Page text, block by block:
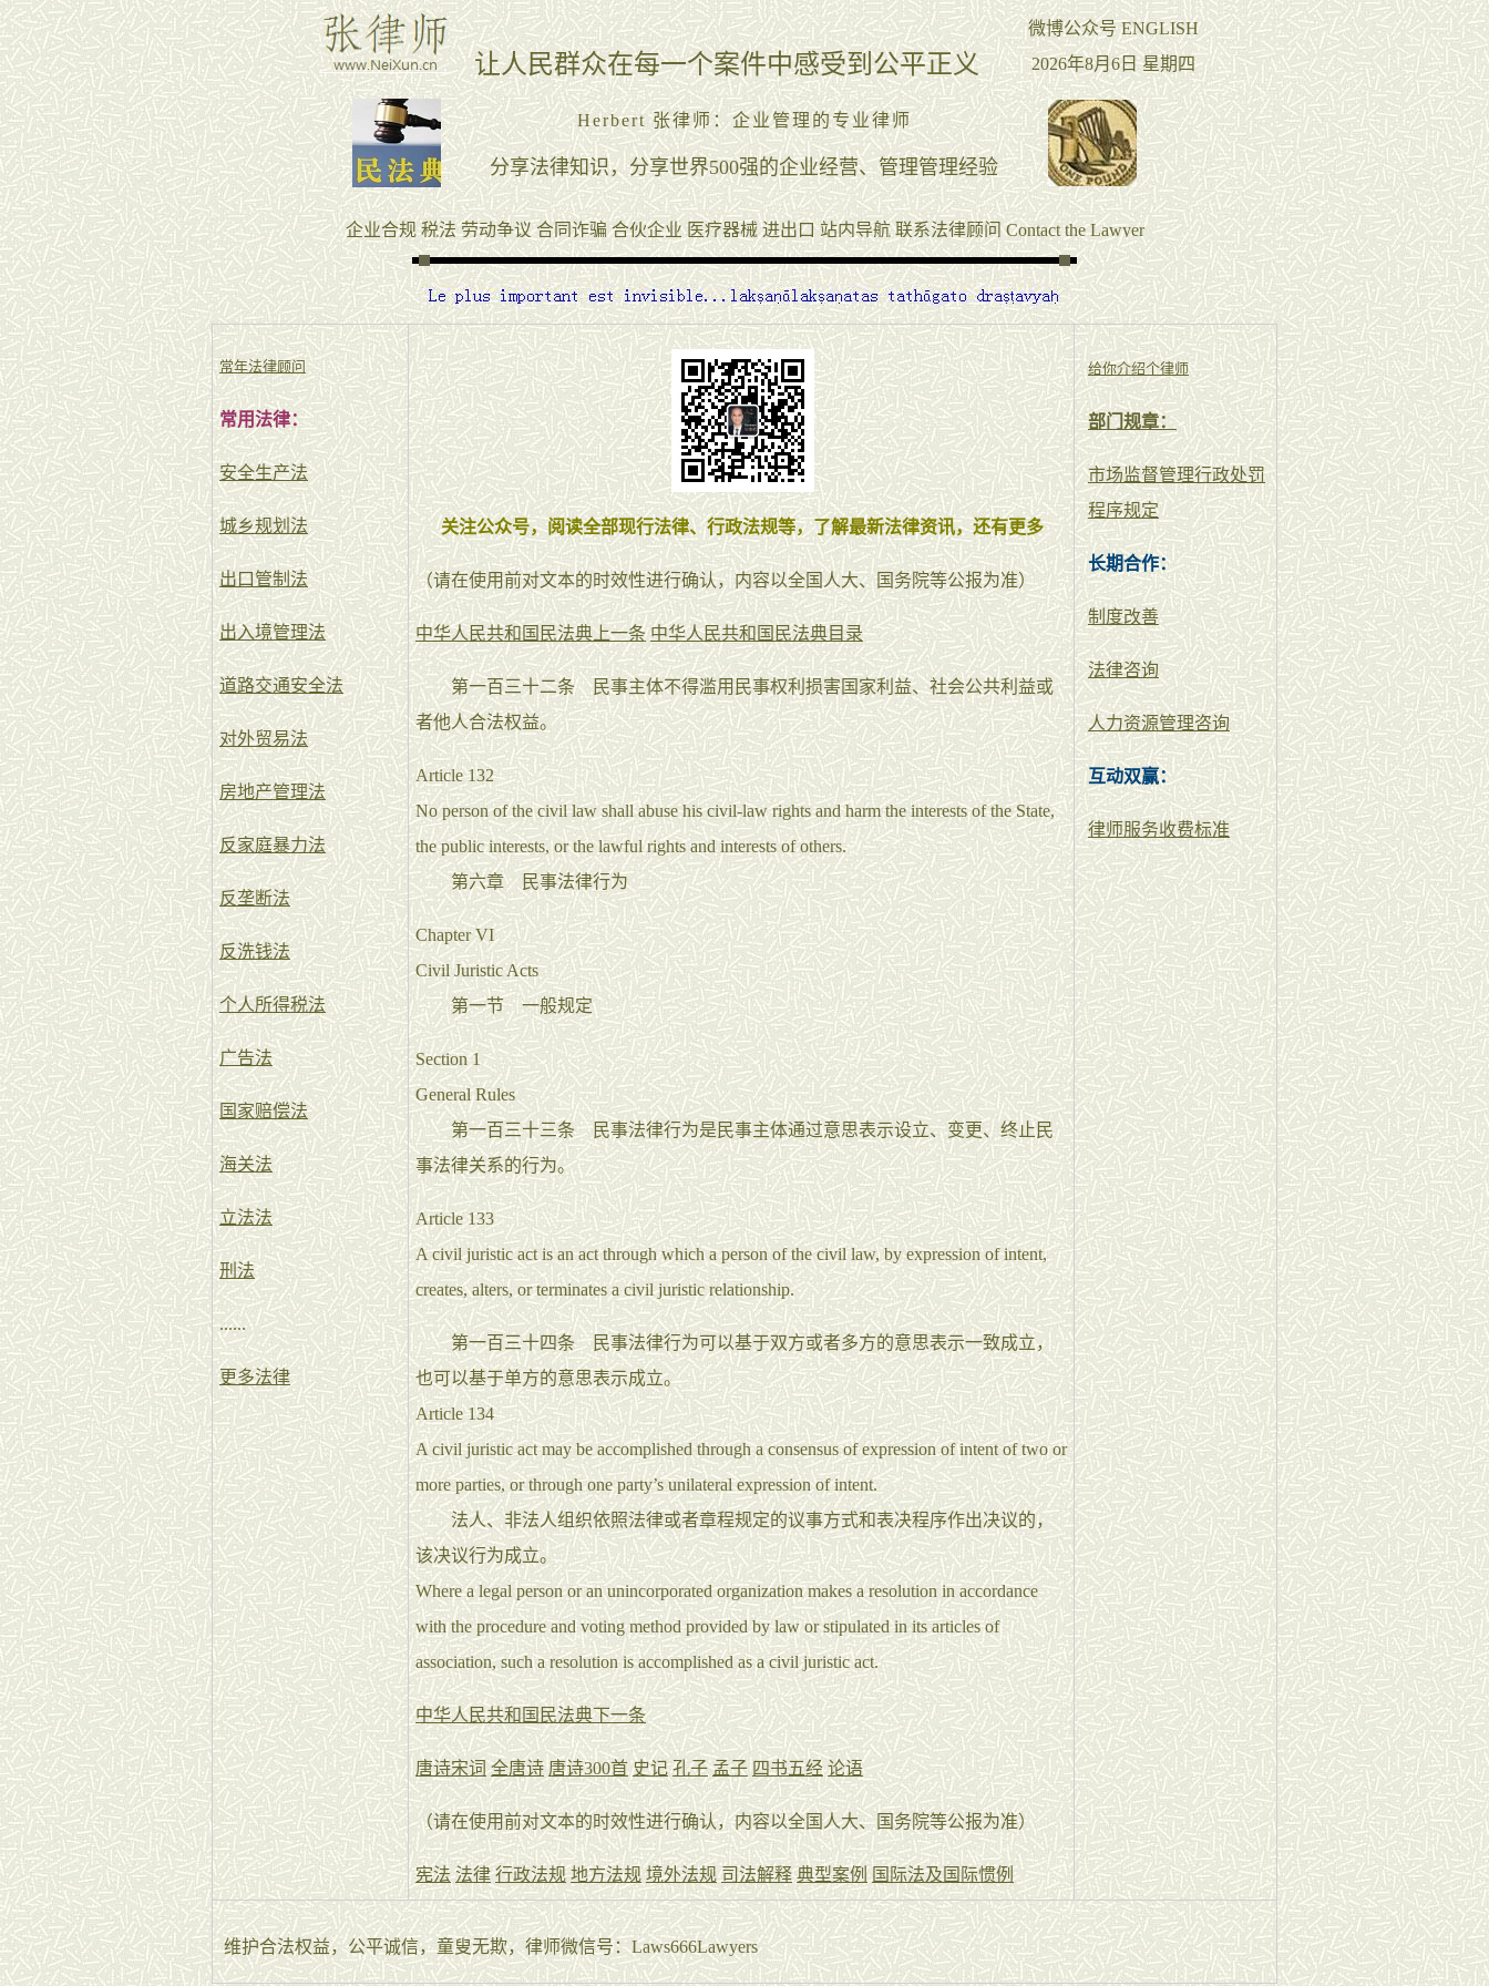
常年法律顾问
常用法律：
安全生产法
城乡规划法
出口管制法
出入境管理法
道路交通安全法
对外贸易法
房地产管理法
反家庭暴力法
反垄断法
反洗钱法
个人所得税法
广告法
国家赔偿法
海关法
立法法
刑法
......
更多法律
关注公众号，阅读全部现行法律、行政法规等，了解最新法律资讯，还有更多
（请在使用前对文本的时效性进行确认，内容以全国人大、国务院等公报为准）
中华人民共和国民法典上一条 中华人民共和国民法典目录
第一百三十二条 民事主体不得滥用民事权利损害国家利益、社会公共利益或
者他人合法权益。
Article 132
No person of the civil law shall abuse his civil-law rights and harm the interests of the State,
the public interests, or the lawful rights and interests of others.
第六章 民事法律行为
Chapter VI
Civil Juristic Acts
第一节 一般规定
Section 1
General Rules
第一百三十三条 民事法律行为是民事主体通过意思表示设立、变更、终止民
事法律关系的行为。
Article 133
A civil juristic act is an act through which a person of the civil law, by expression of intent,
creates, alters, or terminates a civil juristic relationship.
第一百三十四条 民事法律行为可以基于双方或者多方的意思表示一致成立，
也可以基于单方的意思表示成立。
Article 134
A civil juristic act may be accomplished through a consensus of expression of intent of two or
more parties, or through one party’s unilateral expression of intent.
法人、非法人组织依照法律或者章程规定的议事方式和表决程序作出决议的，
该决议行为成立。
Where a legal person or an unincorporated organization makes a resolution in accordance
with the procedure and voting method provided by law or stipulated in its articles of
association, such a resolution is accomplished as a civil juristic act.
中华人民共和国民法典下一条
唐诗宋词 全唐诗 唐诗300首 史记 孔子 孟子 四书五经 论语
（请在使用前对文本的时效性进行确认，内容以全国人大、国务院等公报为准）
宪法 法律 行政法规 地方法规 境外法规 司法解释 典型案例 国际法及国际惯例
给你介绍个律师
部门规章：
市场监督管理行政处罚
程序规定
长期合作：
制度改善
法律咨询
人力资源管理咨询
互动双赢：
律师服务收费标准
维护合法权益，公平诚信，童叟无欺，律师微信号：Laws666Lawyers